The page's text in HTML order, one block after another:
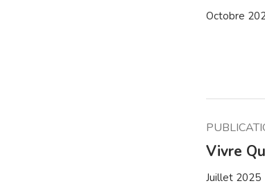
Octobre
Vivre
Juillet 2025